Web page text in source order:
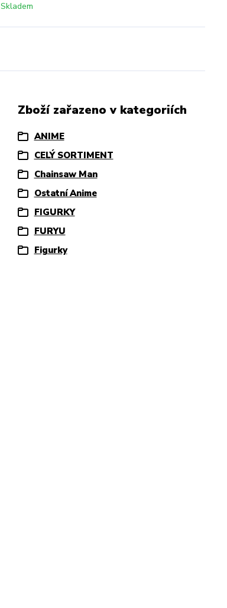
Skladem
Zboží zařazeno v kategoriích
ANIME
CELÝ SORTIMENT
Chainsaw Man
Ostatní Anime
FIGURKY
FURYU
Figurky